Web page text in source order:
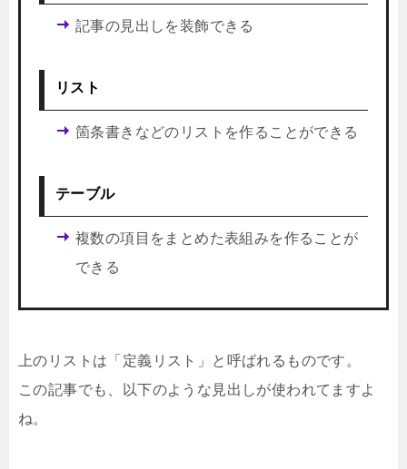
記事の見出しを装飾できる
リスト
箇条書きなどのリストを作ることができる
テーブル
複数の項目をまとめた表組みを作ることが
できる
上のリストは「定義リスト」と呼ばれるものです。
この記事でも、以下のような見出しが使われてますよ
ね。